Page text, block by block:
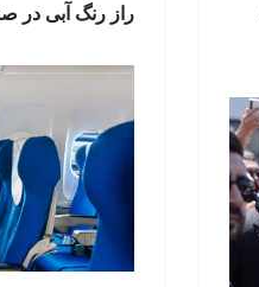
راز رنگ آبی در